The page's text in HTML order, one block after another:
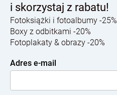
i skorzystaj z rabatu!
Fotoksiążki i fotoalbumy -25%
Boxy z odbitkami -20%
Fotoplakaty & obrazy -20%
Adres e-mail